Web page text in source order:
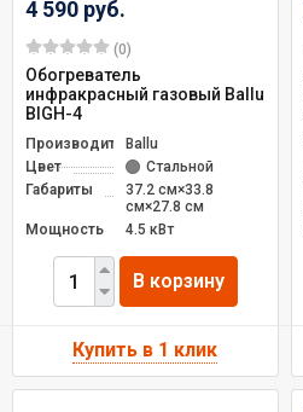
4 590 руб.
(0)
Обогреватель
инфракрасный газовый Ballu
BIGH-4
ПроизводительBallu
Цвет
Стальной
Габариты
37.2 см×33.8
см×27.8 см
Мощность
4.5 кВт
В корзину